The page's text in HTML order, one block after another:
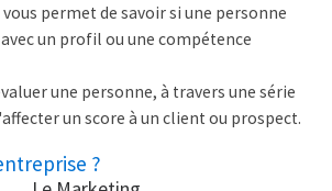
permet de savoir si une personne
un profil ou une compétence
une personne, à travers une série
un score à un client ou prospect.
?